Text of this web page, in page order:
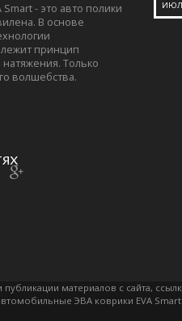
- это авто полики
В основе
принцип
Только
волшебства.
ИЮЛ
материалов с сайта,
ЭВА коврики EVA